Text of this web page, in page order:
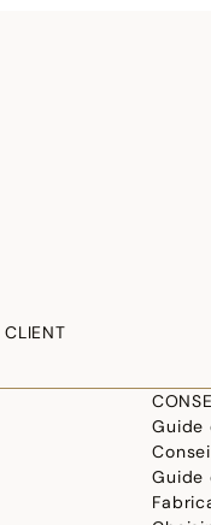
CLIENT
Guide
Guide